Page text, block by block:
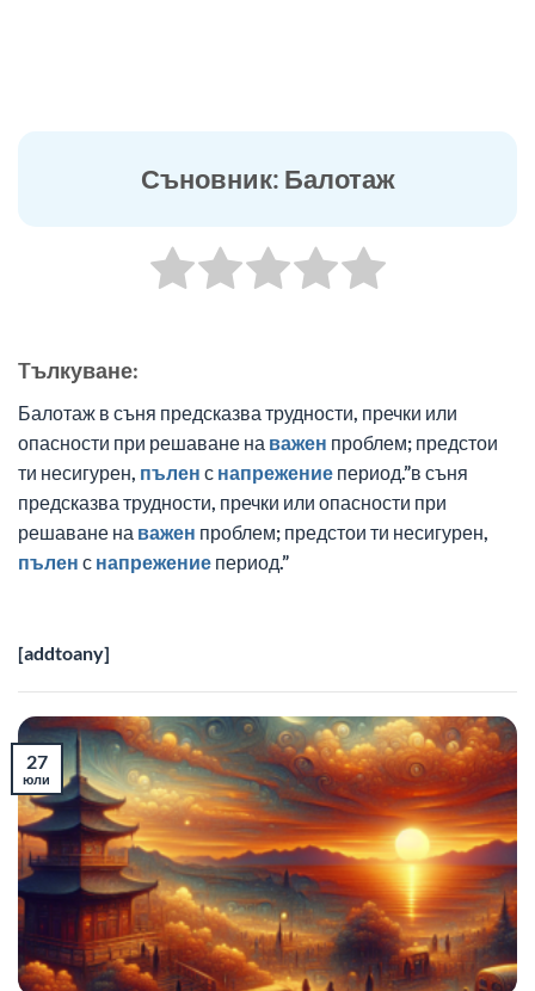
Съновник: Балотаж
Tълкуване:
Балотаж в съня предсказва трудности, пречки или
опасности при решаване на важен проблем; предстои
ти несигурен, пълен с напрежение период.”в съня
предсказва трудности, пречки или опасности при
решаване на важен проблем; предстои ти несигурен,
пълен с напрежение период.”
[addtoany]
27
юли